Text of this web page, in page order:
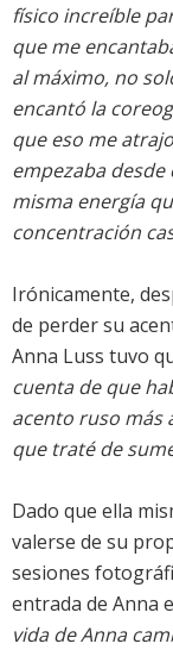
físico increíble
que me
al máximo, no
encantó la
que eso me
empezaba
misma energía
concentración
Irónicamente,
de perder su
Anna Luss tuvo
cuenta de que
acento ruso más
que traté de
Dado que ella
valerse de su
sesiones
entrada de Anna
vida de Anna